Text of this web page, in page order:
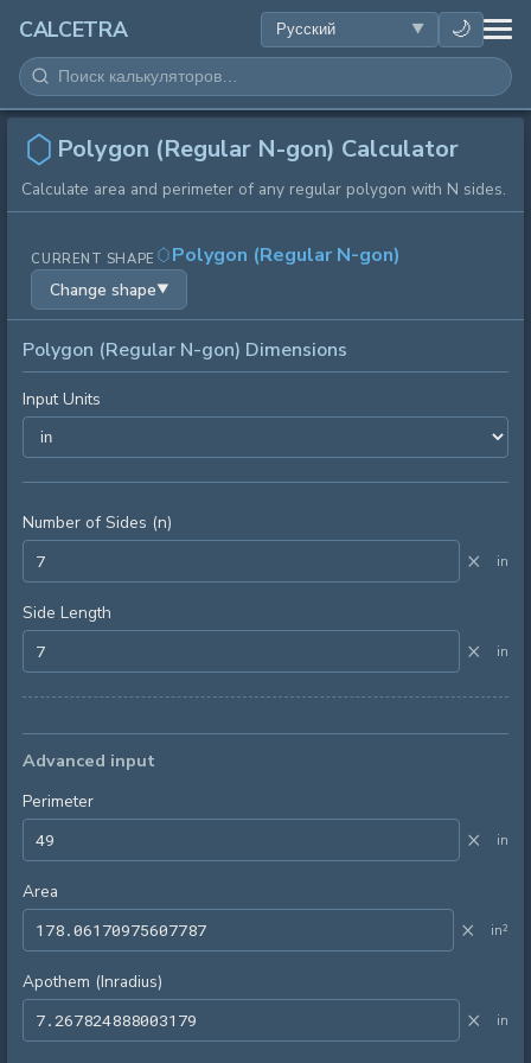
CALCETRA 🌙
МАТЕМАТИКА
ПРЕОБРАЗОВАНИЯ
НАУКА
ПОВСЕДНЕВНОЕ
ДРУГИЕ ИНСТРУМЕНТЫ
Polygon (Regular N-gon) Calculator
Calculate area and perimeter of any regular polygon with N sides.
CURRENT SHAPE Polygon (Regular N-gon)
Change shape▼
Polygon (Regular N-gon) Dimensions
Input Units
Number of Sides (n)
× in
Side Length
× in
Advanced input
Perimeter
× in
Area
× in²
Apothem (Inradius)
× in